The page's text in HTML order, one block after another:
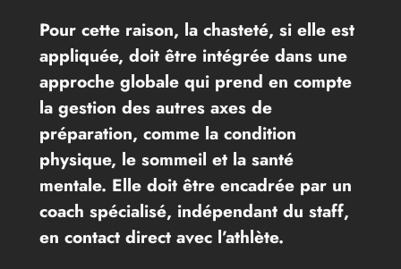
Pour cette raison, la chasteté, si elle est
appliquée, doit être intégrée dans une
approche globale qui prend en compte
la gestion des autres axes de
préparation, comme la condition
physique, le sommeil et la santé
mentale. Elle doit être encadrée par un
coach spécialisé, indépendant du staff,
en contact direct avec l’athlète.